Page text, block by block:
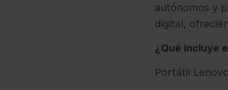
autónomos y
digital,
¿Qué incluye
Portátil